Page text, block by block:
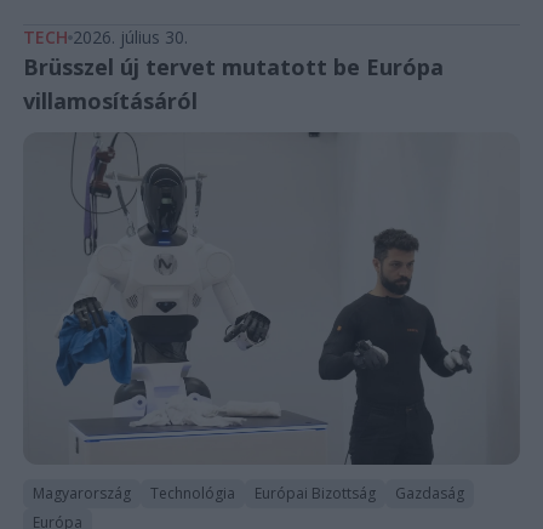
TECH 2026. július 30.
Brüsszel új tervet mutatott be Európa
villamosításáról
Magyarország Technológia Európai Bizottság
Gazdaság
Európa